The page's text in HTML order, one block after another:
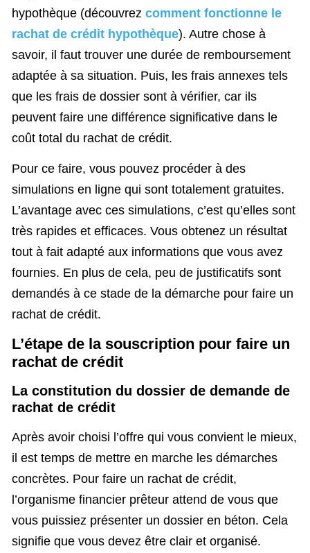
hypothèque (découvrez comment fonctionne le
rachat de crédit hypothèque). Autre chose à
savoir, il faut trouver une durée de remboursement
adaptée à sa situation. Puis, les frais annexes tels
que les frais de dossier sont à vérifier, car ils
peuvent faire une différence significative dans le
coût total du rachat de crédit.
Pour ce faire, vous pouvez procéder à des
simulations en ligne qui sont totalement gratuites.
L’avantage avec ces simulations, c’est qu’elles sont
très rapides et efficaces. Vous obtenez un résultat
tout à fait adapté aux informations que vous avez
fournies. En plus de cela, peu de justificatifs sont
demandés à ce stade de la démarche pour faire un
rachat de crédit.
L’étape de la souscription pour faire un
rachat de crédit
La constitution du dossier de demande de
rachat de crédit
Après avoir choisi l’offre qui vous convient le mieux,
il est temps de mettre en marche les démarches
concrètes. Pour faire un rachat de crédit,
l’organisme financier prêteur attend de vous que
vous puissiez présenter un dossier en béton. Cela
signifie que vous devez être clair et organisé.